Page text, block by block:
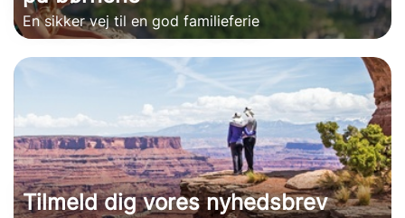
En sikker vej til en god familieferie
Tilmeld dig vores nyhedsbrev